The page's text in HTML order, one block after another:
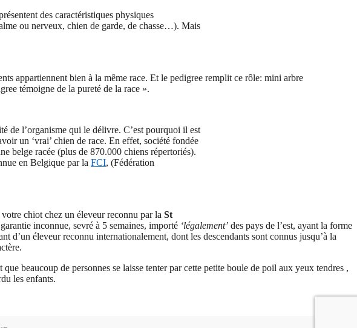
des caractéristiques physiques
ou nerveux, chien de garde, de chasse…). Mais
appartiennent bien à la même race. Et le pedigree remplit ce rôle: mini arbre
témoigne de la pureté de la race ».
de l’organisme qui le délivre. C’est pourquoi il est
un ‘vrai’ chien de race. En effet, société fondée
belge racée (plus de 870.000 chiens répertoriés).
en Belgique par la FCI, (Fédération
chiot chez un éleveur reconnu par la St
inconnue, sevré à 5 semaines, importé ‘légalement’ des pays de l’est, ayant la forme
d’un éleveur reconnu internationalement, dont les descendants sont connus jusqu’à la
beaucoup de personnes se laisse tenter par cette petite boule de poil aux yeux tendres ,
les enfants.